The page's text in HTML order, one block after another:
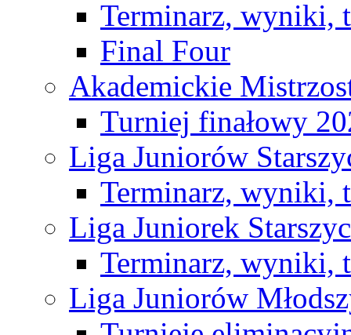
Terminarz, wyniki,
Final Four
Akademickie
Turniej finałowy
Liga Juniorów
Terminarz, wyniki,
Liga Juniorek
Terminarz, wyniki,
Liga Juniorów